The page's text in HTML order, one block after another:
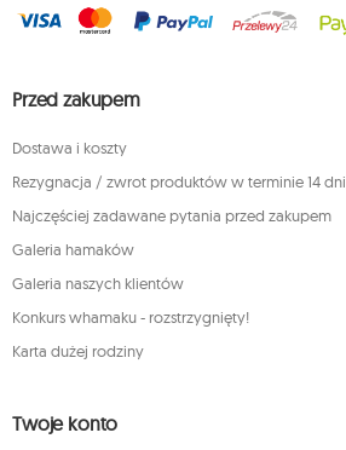
Przed zakupem
Dostawa i koszty
Rezygnacja / zwrot produktów w terminie 14 dni
Najczęściej zadawane pytania przed zakupem
Galeria hamaków
Galeria naszych klientów
Konkurs whamaku - rozstrzygnięty!
Karta dużej rodziny
Twoje konto